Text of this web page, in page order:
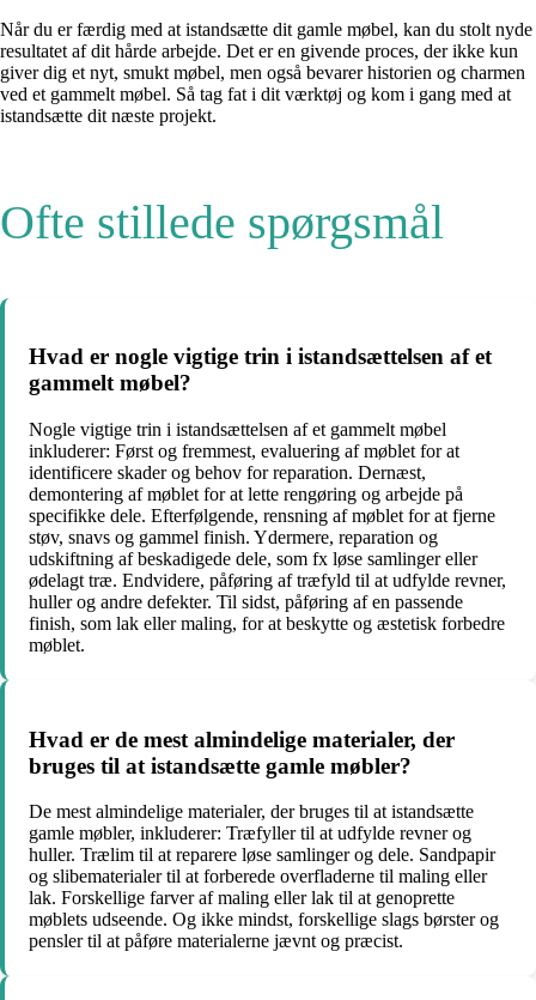
Når du er færdig med at istandsætte dit gamle møbel, kan du stolt nyde
resultatet af dit hårde arbejde. Det er en givende proces, der ikke kun
giver dig et nyt, smukt møbel, men også bevarer historien og charmen
ved et gammelt møbel. Så tag fat i dit værktøj og kom i gang med at
istandsætte dit næste projekt.
Ofte stillede spørgsmål
Hvad er nogle vigtige trin i istandsættelsen af et
gammelt møbel?
Nogle vigtige trin i istandsættelsen af et gammelt møbel
inkluderer: Først og fremmest, evaluering af møblet for at
identificere skader og behov for reparation. Dernæst,
demontering af møblet for at lette rengøring og arbejde på
specifikke dele. Efterfølgende, rensning af møblet for at fjerne
støv, snavs og gammel finish. Ydermere, reparation og
udskiftning af beskadigede dele, som fx løse samlinger eller
ødelagt træ. Endvidere, påføring af træfyld til at udfylde revner,
huller og andre defekter. Til sidst, påføring af en passende
finish, som lak eller maling, for at beskytte og æstetisk forbedre
møblet.
Hvad er de mest almindelige materialer, der
bruges til at istandsætte gamle møbler?
De mest almindelige materialer, der bruges til at istandsætte
gamle møbler, inkluderer: Træfyller til at udfylde revner og
huller. Trælim til at reparere løse samlinger og dele. Sandpapir
og slibematerialer til at forberede overfladerne til maling eller
lak. Forskellige farver af maling eller lak til at genoprette
møblets udseende. Og ikke mindst, forskellige slags børster og
pensler til at påføre materialerne jævnt og præcist.